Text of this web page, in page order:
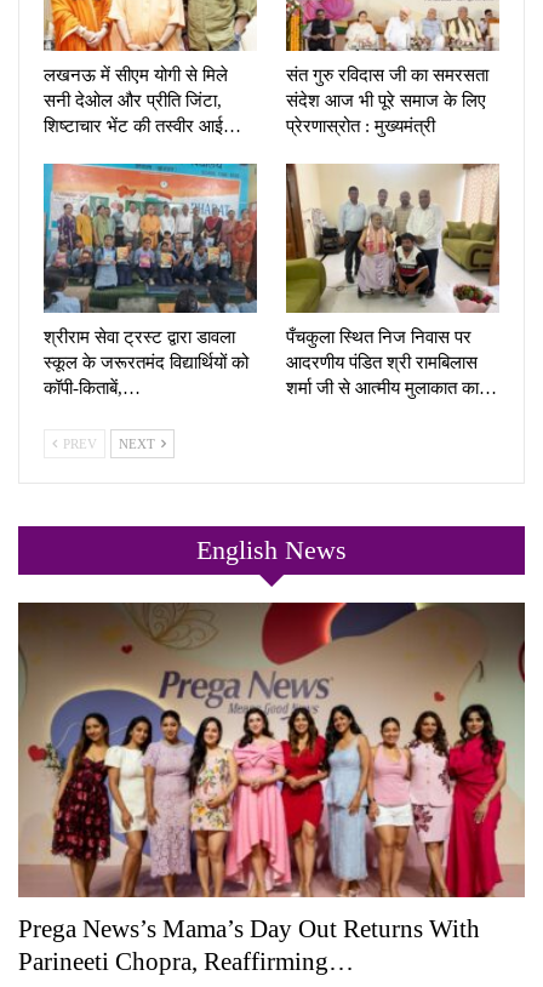
लखनऊ में सीएम योगी से मिले
सनी देओल और प्रीति जिंटा,
शिष्टाचार भेंट की तस्वीर आई…
संत गुरु रविदास जी का समरसता
संदेश आज भी पूरे समाज के लिए
प्रेरणास्रोत : मुख्यमंत्री
श्रीराम सेवा ट्रस्ट द्वारा डावला
स्कूल के जरूरतमंद विद्यार्थियों को
कॉपी-किताबें,…
पँचकुला स्थित निज निवास पर
आदरणीय पंडित श्री रामबिलास
शर्मा जी से आत्मीय मुलाकात का…
PREV NEXT
English News
Prega News’s Mama’s Day Out Returns With
Parineeti Chopra, Reaffirming…